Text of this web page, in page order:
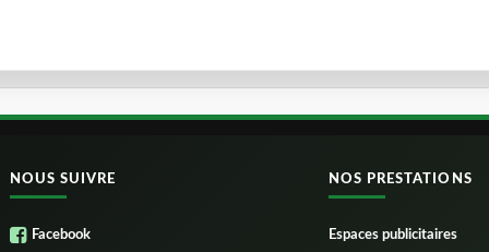
NOUS SUIVRE
Facebook
NOS PRESTATIONS
Espaces publicitaires